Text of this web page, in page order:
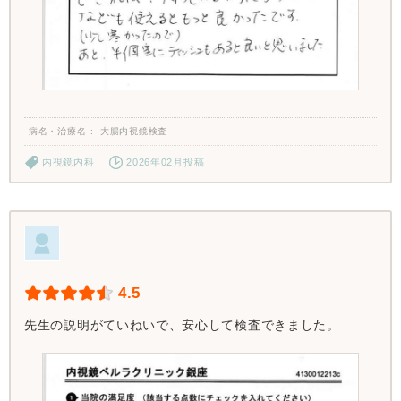
病名・治療名 大腸内視鏡検査
内視鏡内科 2026年02月投稿
4.5
先生の説明がていねいで、安心して検査できました。